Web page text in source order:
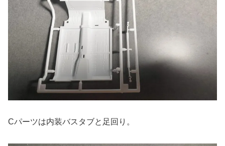
Cパーツは内装バスタブと足回り。